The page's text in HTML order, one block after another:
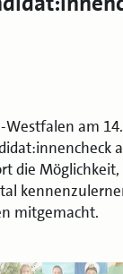
am
die
mitgemacht.